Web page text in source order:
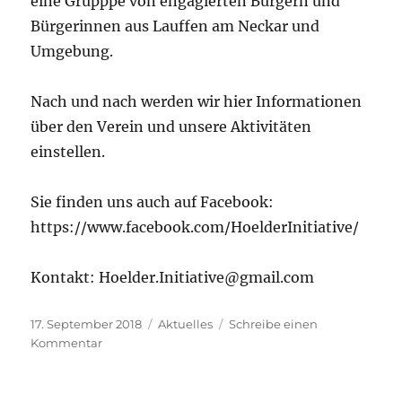
Bürgerinnen aus Lauffen am Neckar und
Umgebung.
Nach und nach werden wir hier Informationen
über den Verein und unsere Aktivitäten
einstellen.
Sie finden uns auch auf Facebook:
https://www.facebook.com/HoelderInitiative/
Kontakt: Hoelder.Initiative@gmail.com
Veröffentlicht
am
17. September 2018 Kategorien
Aktuelles
Schreibe einen
Kommentarzu